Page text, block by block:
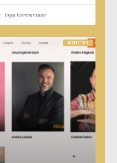
Inga kommentarer
NYHETER